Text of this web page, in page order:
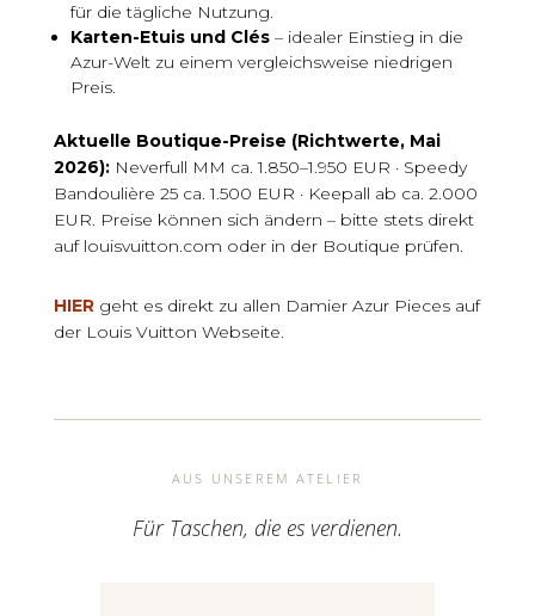
für die tägliche Nutzung.
Karten-Etuis und Clés– idealer Einstieg in die
Azur-Welt zu einem vergleichsweise niedrigen
Preis.
Aktuelle Boutique-Preise (Richtwerte, Mai
2026):Neverfull MM ca. 1.850–1.950 EUR · Speedy
Bandoulière 25 ca. 1.500 EUR · Keepall ab ca. 2.000
EUR. Preise können sich ändern – bitte stets direkt
auf louisvuitton.com oder in der Boutique prüfen.
HIERgeht es direkt zu allen Damier Azur Pieces auf
der Louis Vuitton Webseite.
AUS UNSEREM ATELIER
Für Taschen, die es verdienen.